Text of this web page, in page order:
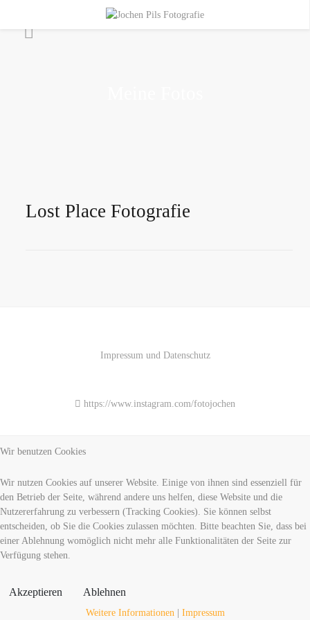
Lost Place Fotografie
Impressum und Datenschutz
https://www.instagram.com/fotojochen
Wir benutzen Cookies
Wir nutzen Cookies auf unserer Website. Einige von ihnen sind essenziell für
den Betrieb der Seite, während andere uns helfen, diese Website und die
Nutzererfahrung zu verbessern (Tracking Cookies). Sie können selbst
entscheiden, ob Sie die Cookies zulassen möchten. Bitte beachten Sie, dass bei
einer Ablehnung womöglich nicht mehr alle Funktionalitäten der Seite zur
Verfügung stehen.
Akzeptieren Ablehnen
Weitere Informationen | Impressum